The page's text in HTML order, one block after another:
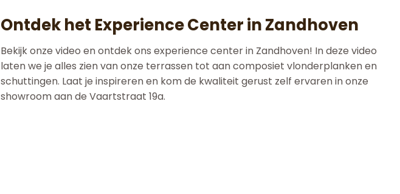
Ontdek het Experience Center in Zandhoven
Bekijk onze video en ontdek ons experience center in Zandhoven! In deze video
laten we je alles zien van onze terrassen tot aan composiet vlonderplanken en
schuttingen. Laat je inspireren en kom de kwaliteit gerust zelf ervaren in onze
showroom aan de Vaartstraat 19a.